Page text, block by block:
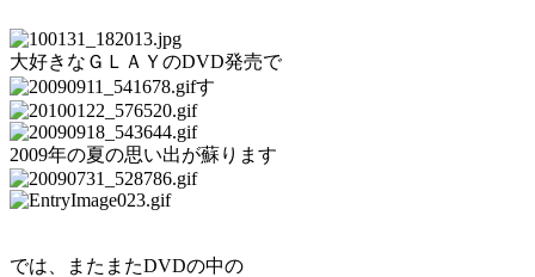
大好きなＧＬＡＹのDVD発売で
す
2009年の夏の思い出が蘇ります
では、またまたDVDの中の